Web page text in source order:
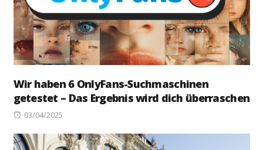
Wir haben 6 OnlyFans-Suchmaschinen
getestet – Das Ergebnis wird dich überraschen
Posted
03/04/2025